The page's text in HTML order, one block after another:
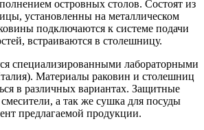
островных столов. Состоят из
установленны на металлическом
подключаются к системе подачи
встраиваются в столешницу.
специализированными лабораторными
Материалы раковин и столешниц
в различных вариантах. Защитные
а так же сушка для посуды
предлагаемой продукции.